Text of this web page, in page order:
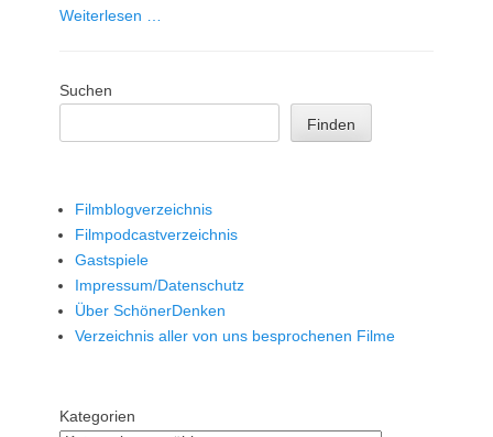
Weiterlesen …
Suchen
Finden
Filmblogverzeichnis
Filmpodcastverzeichnis
Gastspiele
Impressum/Datenschutz
Über SchönerDenken
Verzeichnis aller von uns besprochenen Filme
Kategorien